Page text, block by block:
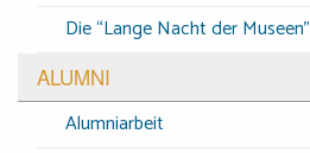
Die “Lange Nacht der Museen”
ALUMNI
Alumniarbeit